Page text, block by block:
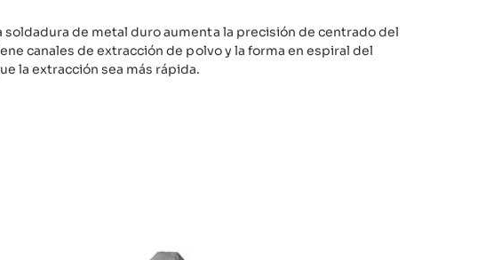
soldadura de metal duro aumenta la precisión de centrado del
canales de extracción de polvo y la forma en espiral del
la extracción sea más rápida.